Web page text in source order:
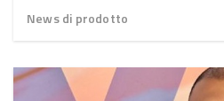
News di prodotto